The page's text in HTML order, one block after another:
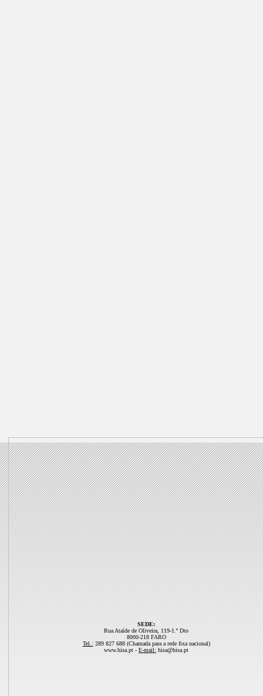
SEDE:
Rua Ataíde de Oliveira, 119-1.º Dto
8000-218 FARO
Tel.: 289 827 688 (Chamada para a rede fixa nacional)
www.hisa.pt - E-mail: hisa@hisa.pt